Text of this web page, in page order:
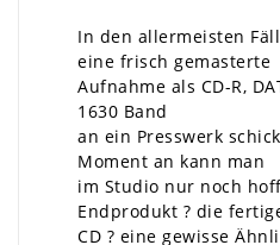
In den allermeisten
eine frisch gemasterte
Aufnahme als CD-R,
1630 Band
an ein Presswerk
Moment an kann man
im Studio nur noch
Endprodukt ? die
CD ? eine gewisse